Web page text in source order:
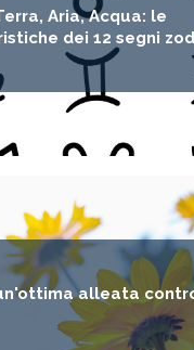
Aria, Acqua: le
dei 12 segni
alleata